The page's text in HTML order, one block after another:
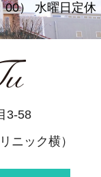
00） 水曜日定休
3-58
ニック横）